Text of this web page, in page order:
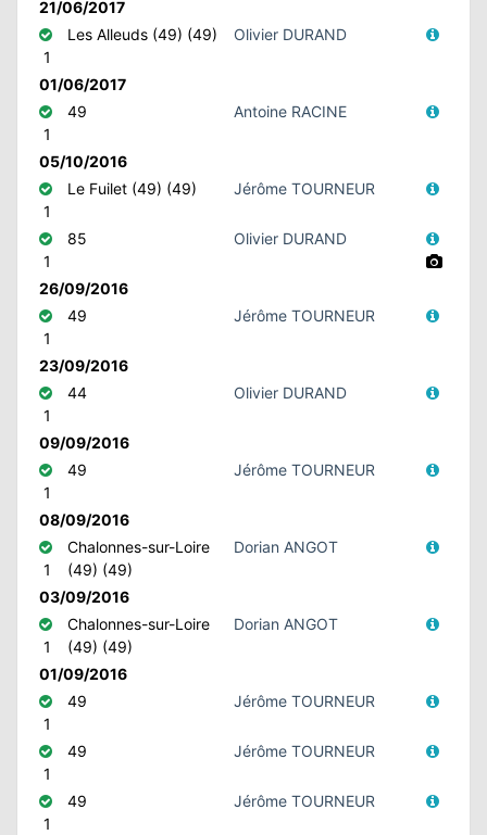
21/06/2017
1
Les Alleuds (49) (49) Olivier DURAND
01/06/2017
1
49 Antoine RACINE
05/10/2016
1
Le Fuilet (49) (49) Jérôme TOURNEUR
1
85 Olivier DURAND
26/09/2016
1
49 Jérôme TOURNEUR
23/09/2016
1
44 Olivier DURAND
09/09/2016
1
49 Jérôme TOURNEUR
08/09/2016
1
Chalonnes-sur-Loire
(49) (49)
Dorian ANGOT
03/09/2016
1
Chalonnes-sur-Loire
(49) (49)
Dorian ANGOT
01/09/2016
1
49 Jérôme TOURNEUR
1
49 Jérôme TOURNEUR
1
49 Jérôme TOURNEUR